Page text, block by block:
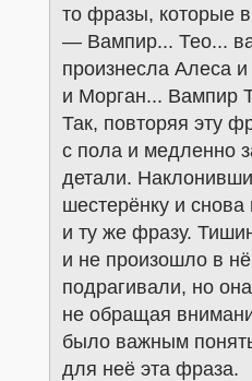
то фразы, которые
— Вампир... Тео...
произнесла Алеса
и Морган... Вампир
Так, повторяя эту
с пола и медленно
детали.
шестерёнку и
и ту же фразу.
и не произошло в
подрагивали, но
не обращая
было важным понять
для неё эта фраза.